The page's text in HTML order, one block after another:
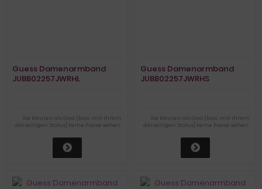
Guess Damenarmband
JUBB02257JWRHL
Sie können als Gast (bzw. mit Ihrem
derzeitigen Status) keine Preise sehen.
Guess Damenarmband
JUBB02257JWRHS
Sie können als Gast (bzw. mit Ihrem
derzeitigen Status) keine Preise sehen.